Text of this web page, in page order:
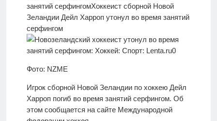
О
нас
Версия для
слабовидящих
занятий серфингомХоккеист сборной Новой
Зеландии Дейл Харроп утонул во время занятий
серфингом
Фото: NZME
Игрок сборной Новой Зеландии по хоккею Дейл
Харроп погиб во время занятий серфингом. Об
этом сообщается на сайте Международной